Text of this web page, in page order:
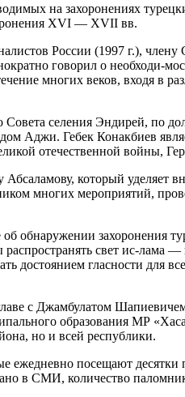
на захоронениях
XVI — XVII вв.
России (1997 г.), члену
говорил о необходи-
многих веков, входя в
Совета селения Эндирей,
Аджи. Гебек Конакбиев
отечественной войны,
который уделяет
многих мероприятий,
обнаружении захоронения
свет ис-
достоянием гласности для
с Джамбулатом
образования МР
но и всей республики.
ежедневно посещают
в СМИ, количество